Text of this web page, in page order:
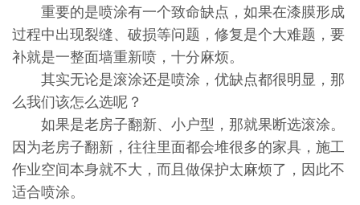
重要的是喷涂有一个致命缺点，如果在漆膜形成
过程中出现裂缝、破损等问题，修复是个大难题，要
补就是一整面墙重新喷，十分麻烦。
其实无论是滚涂还是喷涂，优缺点都很明显，那
么我们该怎么选呢？
如果是老房子翻新、小户型，那就果断选滚涂。
因为老房子翻新，往往里面都会堆很多的家具，施工
作业空间本身就不大，而且做保护太麻烦了，因此不
适合喷涂。